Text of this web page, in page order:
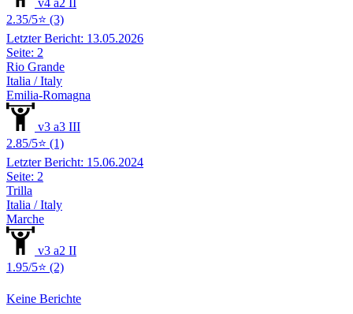
2.35/5⭐ (3)
Letzter Bericht: 13.05.2026
Seite: 2
Rio Grande
Italia / Italy
Emilia-Romagna
v3 a3 III
2.85/5⭐ (1)
Letzter Bericht: 15.06.2024
Seite: 2
Trilla
Italia / Italy
Marche
v3 a2 II
1.95/5⭐ (2)
Keine Berichte